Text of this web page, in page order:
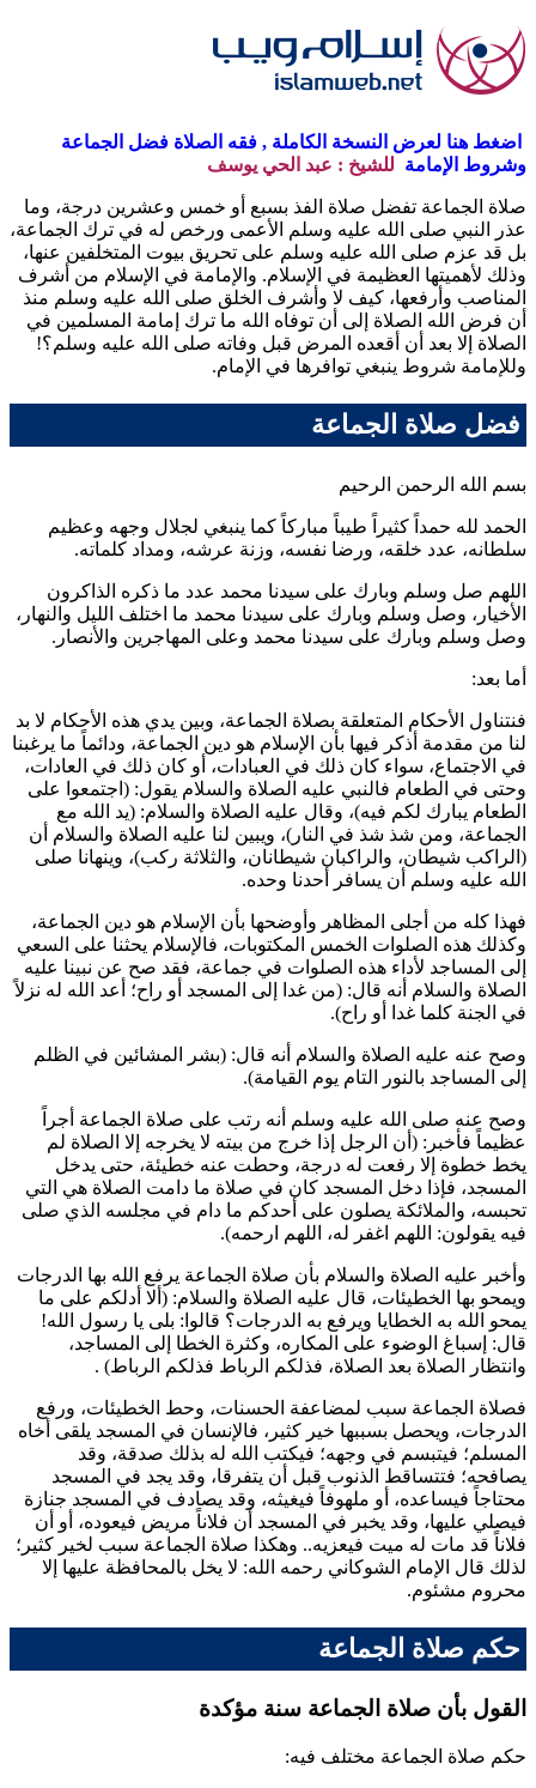
اضغط هنا لعرض النسخة الكاملة , فقه الصلاة فضل الجماعة
وشروط الإمامة للشيخ : عبد الحي يوسف
صلاة الجماعة تفضل صلاة الفذ بسبع أو خمس وعشرين درجة، وما
عذر النبي صلى الله عليه وسلم الأعمى ورخص له في ترك الجماعة،
بل قد عزم صلى الله عليه وسلم على تحريق بيوت المتخلفين عنها،
وذلك لأهميتها العظيمة في الإسلام. والإمامة في الإسلام من أشرف
المناصب وأرفعها، كيف لا وأشرف الخلق صلى الله عليه وسلم منذ
أن فرض الله الصلاة إلى أن توفاه الله ما ترك إمامة المسلمين في
الصلاة إلا بعد أن أقعده المرض قبل وفاته صلى الله عليه وسلم؟!
وللإمامة شروط ينبغي توافرها في الإمام.
فضل صلاة الجماعة
بسم الله الرحمن الرحيم
الحمد لله حمداً كثيراً طيباً مباركاً كما ينبغي لجلال وجهه وعظيم
سلطانه، عدد خلقه، ورضا نفسه، وزنة عرشه، ومداد كلماته.
اللهم صل وسلم وبارك على سيدنا محمد عدد ما ذكره الذاكرون
الأخيار، وصل وسلم وبارك على سيدنا محمد ما اختلف الليل والنهار،
وصل وسلم وبارك على سيدنا محمد وعلى المهاجرين والأنصار.
أما بعد:
فنتناول الأحكام المتعلقة بصلاة الجماعة، وبين يدي هذه الأحكام لا بد
لنا من مقدمة أذكر فيها بأن الإسلام هو دين الجماعة، ودائماً ما يرغبنا
في الاجتماع، سواء كان ذلك في العبادات، أو كان ذلك في العادات،
وحتى في الطعام فالنبي عليه الصلاة والسلام يقول: ( اجتمعوا على
الطعام يبارك لكم فيه)، وقال عليه الصلاة والسلام: (يد الله مع
الجماعة، ومن شذ شذ في النار )، ويبين لنا عليه الصلاة والسلام أن
( الراكب شيطان، والراكبان شيطانان، والثلاثة ركب)، وينهانا صلى
الله عليه وسلم أن يسافر أحدنا وحده.
فهذا كله من أجلى المظاهر وأوضحها بأن الإسلام هو دين الجماعة،
وكذلك هذه الصلوات الخمس المكتوبات، فالإسلام يحثنا على السعي
إلى المساجد لأداء هذه الصلوات في جماعة، فقد صح عن نبينا عليه
الصلاة والسلام أنه قال: (من غدا إلى المسجد أو راح؛ أعد الله له نزلاً
في الجنة كلما غدا أو راح).
وصح عنه عليه الصلاة والسلام أنه قال: (بشر المشائين في الظلم
إلى المساجد بالنور التام يوم القيامة).
وصح عنه صلى الله عليه وسلم أنه رتب على صلاة الجماعة أجراً
عظيماً فأخبر: ( أن الرجل إذا خرج من بيته لا يخرجه إلا الصلاة لم
يخط خطوة إلا رفعت له درجة، وحطت عنه خطيئة، حتى يدخل
المسجد، فإذا دخل المسجد كان في صلاة ما دامت الصلاة هي التي
تحبسه، والملائكة يصلون على أحدكم ما دام في مجلسه الذي صلى
فيه يقولون: اللهم اغفر له، اللهم ارحمه).
وأخبر عليه الصلاة والسلام بأن صلاة الجماعة يرفع الله بها الدرجات
ويمحو بها الخطيئات، قال عليه الصلاة والسلام: ( ألا أدلكم على ما
يمحو الله به الخطايا ويرفع به الدرجات؟ قالوا: بلى يا رسول الله!
قال: إسباغ الوضوء على المكاره، وكثرة الخطا إلى المساجد،
وانتظار الصلاة بعد الصلاة، فذلكم الرباط فذلكم الرباط) .
فصلاة الجماعة سبب لمضاعفة الحسنات، وحط الخطيئات، ورفع
الدرجات، ويحصل بسببها خير كثير، فالإنسان في المسجد يلقى أخاه
المسلم؛ فيتبسم في وجهه؛ فيكتب الله له بذلك صدقة، وقد
يصافحه؛ فتتساقط الذنوب قبل أن يتفرقا، وقد يجد في المسجد
محتاجاً فيساعده، أو ملهوفاً فيغيثه، وقد يصادف في المسجد جنازة
فيصلي عليها، وقد يخبر في المسجد أن فلاناً مريض فيعوده، أو أن
فلاناً قد مات له ميت فيعزيه.. وهكذا صلاة الجماعة سبب لخير كثير؛
لذلك قال الإمام الشوكاني رحمه الله: لا يخل بالمحافظة عليها إلا
محروم مشئوم.
حكم صلاة الجماعة
القول بأن صلاة الجماعة سنة مؤكدة
حكم صلاة الجماعة مختلف فيه: